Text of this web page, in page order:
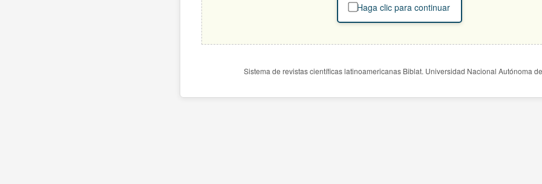
Haga clic para continuar
Sistema de revistas científicas latinoamericanas Biblat. Universidad Nacional Autónoma